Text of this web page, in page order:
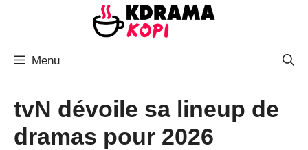
Menu
tvN dévoile sa lineup de
dramas pour 2026